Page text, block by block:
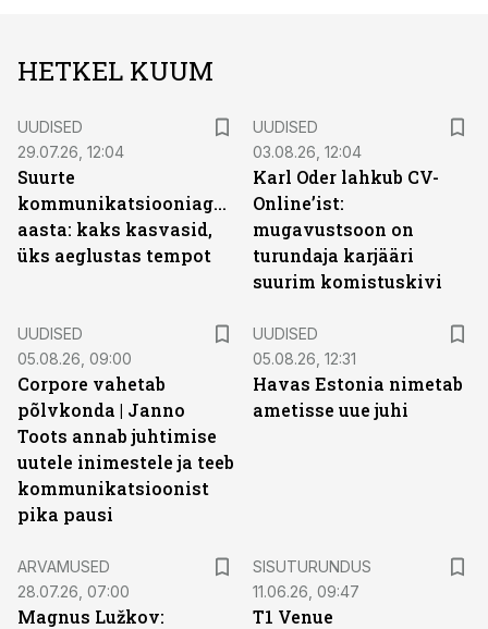
HETKEL KUUM
UUDISED
29.07.26, 12:04
Suurte
kommunikatsiooniagentuuride
aasta: kaks kasvasid,
üks aeglustas tempot
UUDISED
03.08.26, 12:04
Karl Oder lahkub CV-
Online’ist:
mugavustsoon on
turundaja karjääri
suurim komistuskivi
UUDISED
05.08.26, 09:00
Corpore vahetab
põlvkonda | Janno
Toots annab juhtimise
uutele inimestele ja teeb
kommunikatsioonist
pika pausi
UUDISED
05.08.26, 12:31
Havas Estonia nimetab
ametisse uue juhi
ARVAMUSED
28.07.26, 07:00
Magnus Lužkov:
SISUTURUNDUS
11.06.26, 09:47
T1 Venue